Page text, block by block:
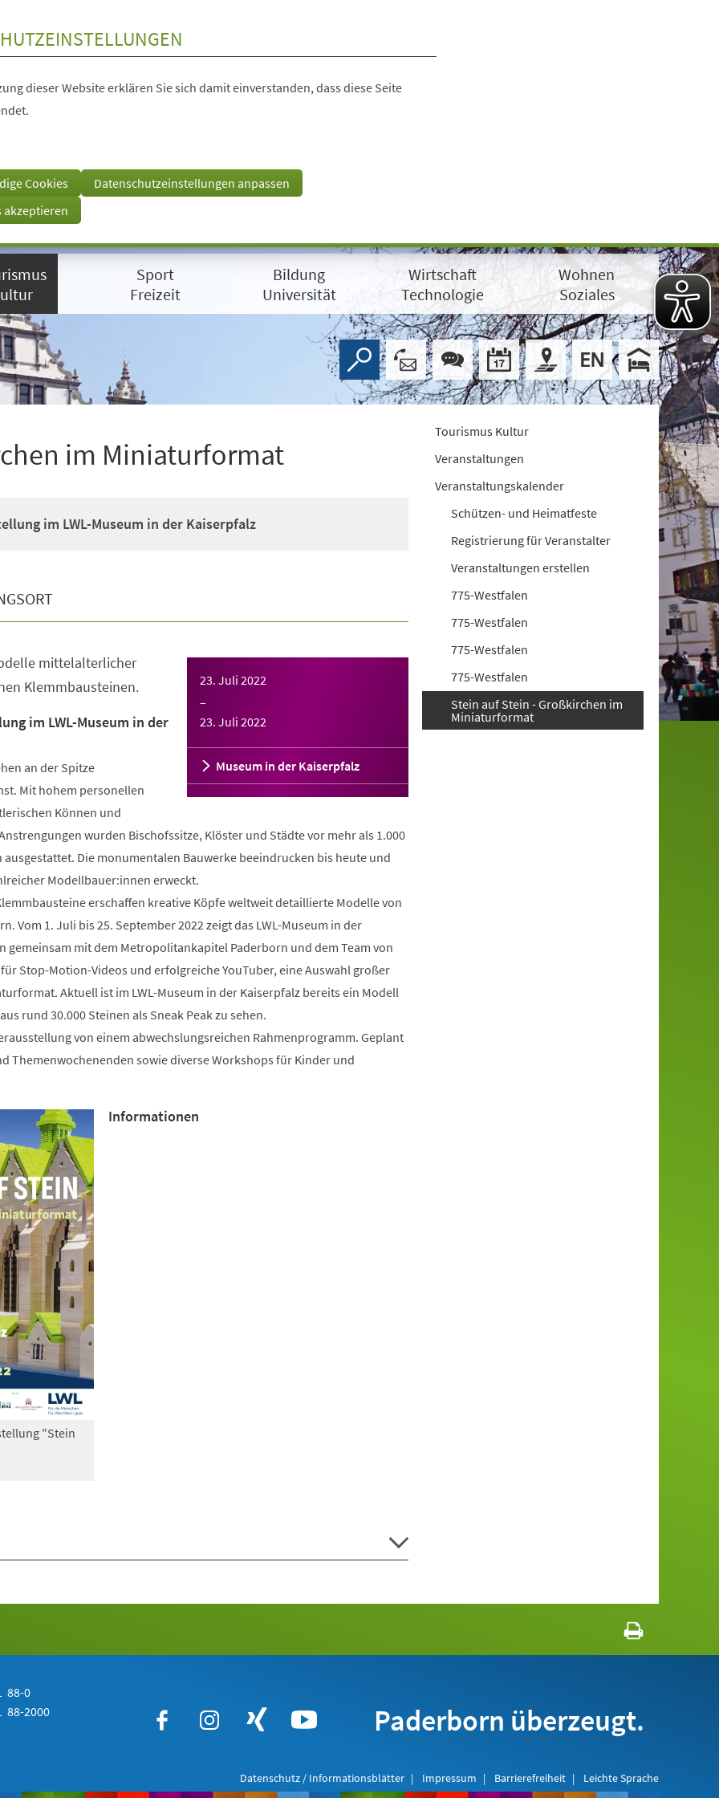
dieser Website erklären Sie sich damit einverstanden, dass diese Seite
Cookies
Datenschutzeinstellungen anpassen
akzeptieren
Sport
Freizeit
Bildung
Universität
Wirtschaft
Technologie
Wohnen
Soziales
im Miniaturformat
im LWL-Museum in der Kaiserpfalz
23. Juli 2022
–
23. Juli 2022
Museum in der Kaiserpfalz
mittelalterlicher
Klemmbausteinen.
im LWL-Museum in der
an der Spitze
Mit hohem personellen
Können und
wurden Bischofssitze, Klöster und Städte vor mehr als 1.000
Die monumentalen Bauwerke beeindrucken bis heute und
Modellbauer:innen erweckt.
erschaffen kreative Köpfe weltweit detaillierte Modelle von
Vom 1. Juli bis 25. September 2022 zeigt das LWL-Museum in der
gemeinsam mit dem Metropolitankapitel Paderborn und dem Team von
Stop-Motion-Videos und erfolgreiche YouTuber, eine Auswahl großer
Aktuell ist im LWL-Museum in der Kaiserpfalz bereits ein Modell
rund 30.000 Steinen als Sneak Peak zu sehen.
von einem abwechslungsreichen Rahmenprogramm. Geplant
Themenwochenenden sowie diverse Workshops für Kinder und
"Stein
Informationen
Tourismus Kultur
Veranstaltungen
Veranstaltungskalender
Schützen- und Heimatfeste
Registrierung für Veranstalter
Veranstaltungen erstellen
775-Westfalen
775-Westfalen
775-Westfalen
775-Westfalen
Stein auf Stein - Großkirchen im
Miniaturformat
88-0
88-2000 Paderborn überzeugt.
Datenschutz / Informationsblätter Impressum Barrierefreiheit Leichte Sprache